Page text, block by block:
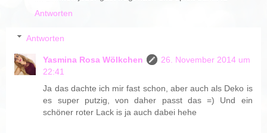
Antworten
Antworten
Yasmina Rosa Wölkchen
26. November 2014 um
22:41
Ja das dachte ich mir fast schon, aber auch als Deko is
es super putzig, von daher passt das =) Und ein
schöner roter Lack is ja auch dabei hehe